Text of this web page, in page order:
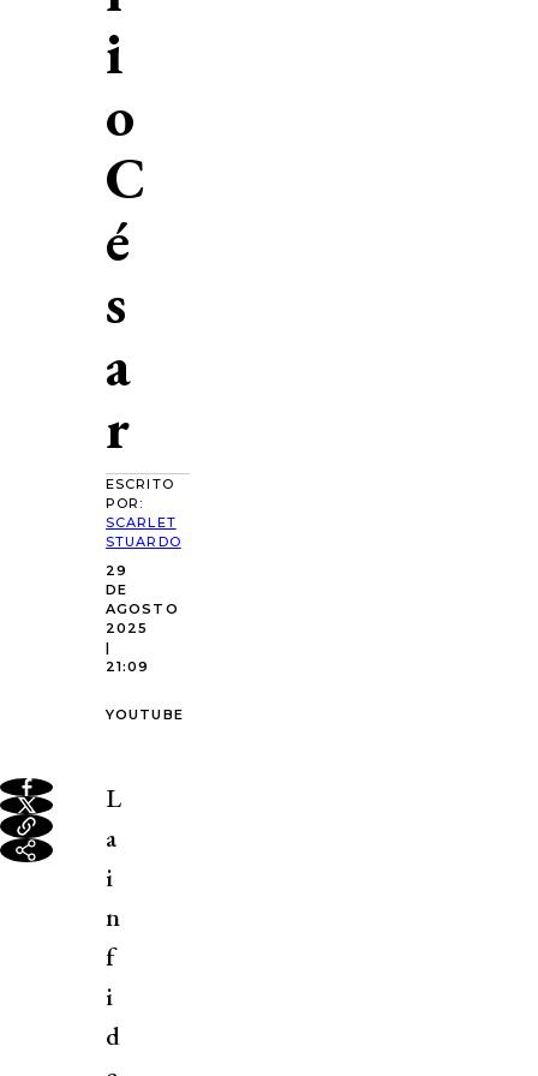
i
o
C
é
s
a
r
ESCRITO
POR:
SCARLET
STUARDO
29
DE
AGOSTO
2025
|
21:09
YOUTUBE
L
a
i
n
f
i
d